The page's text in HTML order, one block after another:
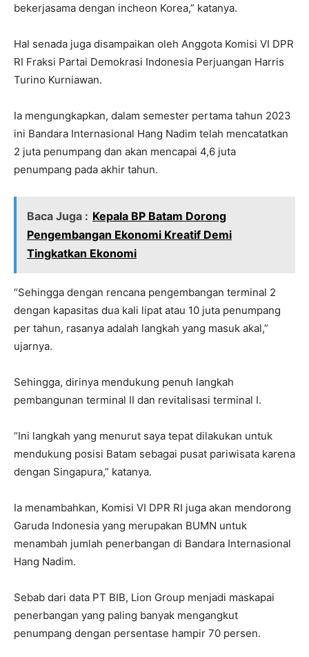
bekerjasama dengan incheon Korea,” katanya.
Hal senada juga disampaikan oleh Anggota Komisi VI DPR
RI Fraksi Partai Demokrasi Indonesia Perjuangan Harris
Turino Kurniawan.
Ia mengungkapkan, dalam semester pertama tahun 2023
ini Bandara Internasional Hang Nadim telah mencatatkan
2 juta penumpang dan akan mencapai 4,6 juta
penumpang pada akhir tahun.
Baca Juga : Kepala BP Batam Dorong
Pengembangan Ekonomi Kreatif Demi
Tingkatkan Ekonomi
“Sehingga dengan rencana pengembangan terminal 2
dengan kapasitas dua kali lipat atau 10 juta penumpang
per tahun, rasanya adalah langkah yang masuk akal,”
ujarnya.
Sehingga, dirinya mendukung penuh langkah
pembangunan terminal II dan revitalisasi terminal I.
“Ini langkah yang menurut saya tepat dilakukan untuk
mendukung posisi Batam sebagai pusat pariwisata karena
dengan Singapura,” katanya.
Ia menambahkan, Komisi VI DPR RI juga akan mendorong
Garuda Indonesia yang merupakan BUMN untuk
menambah jumlah penerbangan di Bandara Internasional
Hang Nadim.
Sebab dari data PT BIB, Lion Group menjadi maskapai
penerbangan yang paling banyak mengangkut
penumpang dengan persentase hampir 70 persen.